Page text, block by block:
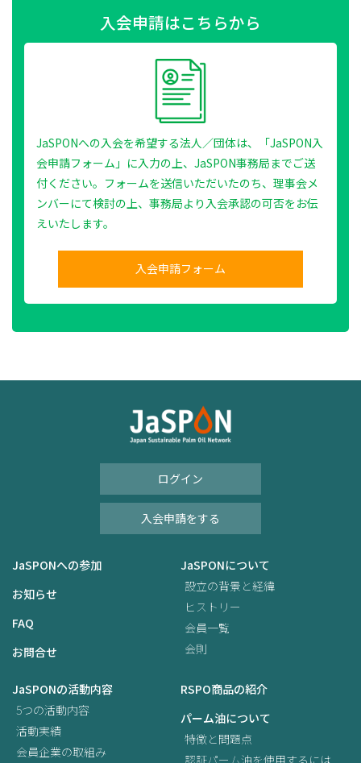
入会申請はこちらから
JaSPONへの入会を希望する法人／団体は、「JaSPON入
会申請フォーム」に入力の上、JaSPON事務局までご送
付ください。フォームを送信いただいたのち、理事会メ
ンバーにて検討の上、事務局より入会承認の可否をお伝
えいたします。
入会申請フォーム
ログイン
入会申請をする
JaSPONへの参加
お知らせ
FAQ
お問合せ
JaSPONについて
設立の背景と経緯
ヒストリー
会員一覧
会則
JaSPONの活動内容
5つの活動内容
活動実績
会員企業の取組み
RSPO商品の紹介
パーム油について
特徴と問題点